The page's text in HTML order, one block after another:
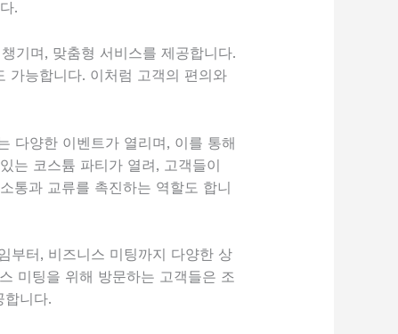
.
기며, 맞춤형 서비스를 제공합니다.
가능합니다. 이처럼 고객의 편의와
다양한 이벤트가 열리며, 이를 통해
는 코스튬 파티가 열려, 고객들이
통과 교류를 촉진하는 역할도 합니
부터, 비즈니스 미팅까지 다양한 상
미팅을 위해 방문하는 고객들은 조
합니다.